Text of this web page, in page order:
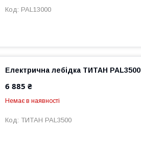
PAL13000
Електрична лебідка ТИТАН PAL3500
6 885 ₴
Немає в наявності
ТИТАН PAL3500